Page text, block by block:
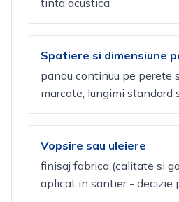
tinta acustica
Spatiere si dimensiune
panou continuu pe perete
marcate; lungimi standard
Vopsire sau uleiere
finisaj fabrica (calitate si
aplicat in santier - decizie